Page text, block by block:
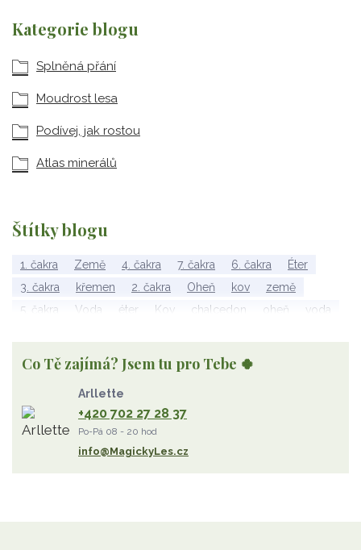
Kategorie blogu
Splněná přání
Moudrost lesa
Podívej, jak rostou
Atlas minerálů
Štítky blogu
1. čakra Země 4. čakra 7. čakra 6. čakra
Éter
3. čakra
křemen 2. čakra Oheň kov
země
5. čakra
Voda éter Kov chalcedon oheň
voda
Wu Xing
apatit
diamant
olivín
želva jahodový křemen
rodochrozit
červený achát
Co Tě zajímá? Jsem tu pro Tebe 🍀
Arllette
+420 702 27 28 37
Po-Pá 08 - 20 hod
info@MagickyLes.cz